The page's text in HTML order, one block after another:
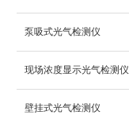
泵吸式光气检测仪
现场浓度显示光气检测仪
壁挂式光气检测仪